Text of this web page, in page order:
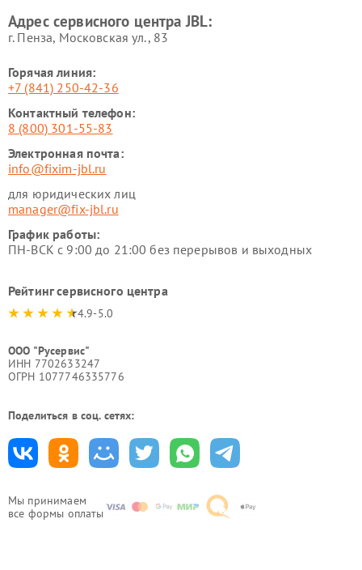
Мы принимаем
все формы оплаты
Адрес сервисного центра JBL:
г. Пенза, Московская ул., 83
Горячая линия:
+7 (841) 250-42-36
Контактный телефон:
8 (800) 301-55-83
Электронная почта:
info@fixim-jbl.ru
для юридических лиц
manager@fix-jbl.ru
График работы:
ПН-ВСК с 9:00 до 21:00 без перерывов и выходных
Рейтинг сервисного центра
4.9-5.0
ООО "Русервис"
ИНН 7702633247
ОГРН 1077746335776
Поделиться в соц. сетях: